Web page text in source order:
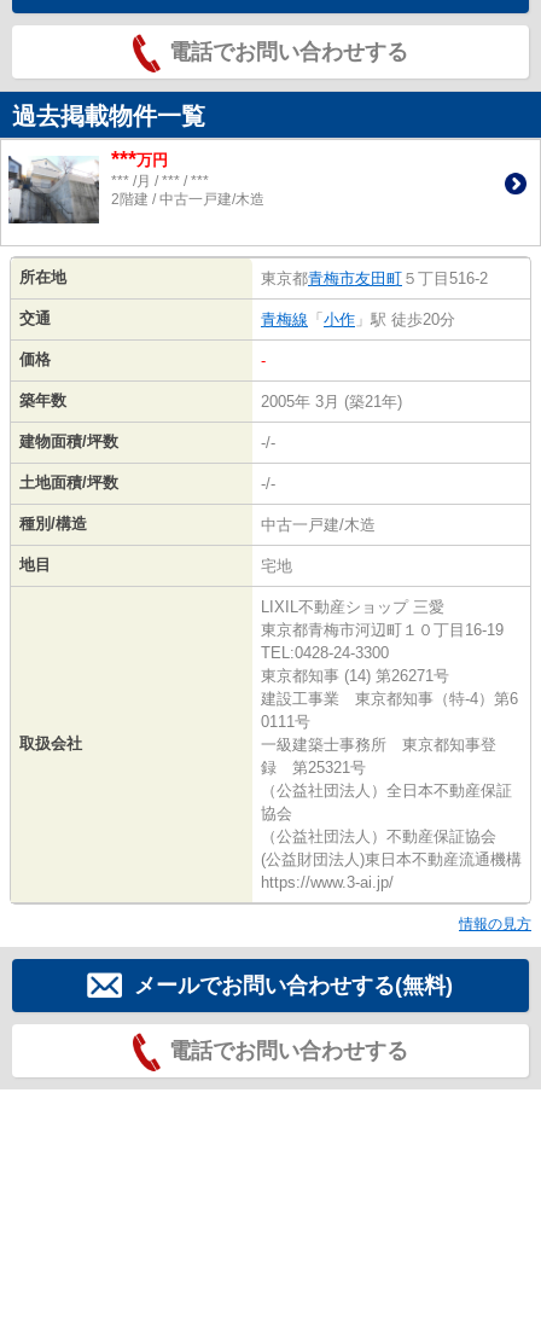
電話でお問い合わせする
過去掲載物件一覧
***万円
*** /月 / *** / ***
2階建 / 中古一戸建/木造
所在地 東京都青梅市友田町 ５丁目516-2
交通 青梅線 「小作 」駅 徒歩20分
価格 -
築年数 2005年 3月 (築21年)
建物面積/坪数 -/-
土地面積/坪数 -/-
種別/構造 中古一戸建/木造
地目 宅地
取扱会社
LIXIL不動産ショップ 三愛
東京都青梅市河辺町１０丁目16-19
TEL:0428-24-3300
東京都知事 (14) 第26271号
建設工事業 東京都知事（特-4）第6
0111号
一級建築士事務所 東京都知事登
録 第25321号
（公益社団法人）全日本不動産保証
協会
（公益社団法人）不動産保証協会
(公益財団法人)東日本不動産流通機構
https://www.3-ai.jp/
情報の見方
メールでお問い合わせする(無料)
電話でお問い合わせする